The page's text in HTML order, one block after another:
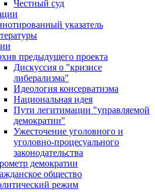
Честный суд
указатель
предыдущего проекта
Дискуссия о "кризисе
либерализма"
Идеология консерватизма
Национальная идея
Пути легитимации "управляемой
демократии"
Ужесточение уголовного и
уголовно-процесуального
законодательства
демократии
общество
режим